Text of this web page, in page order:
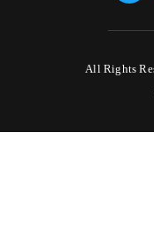
All Rights